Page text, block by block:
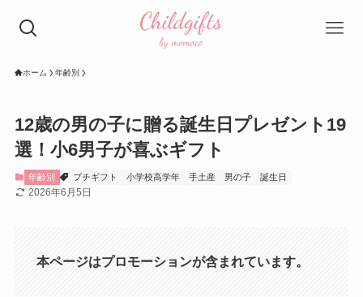
ホーム 年齢別
12歳の男の子に贈る誕生日プレゼント19
選！小6男子が喜ぶギフト
年齢別 プチギフト 小学校高学年 手土産 男の子 誕生日
2026年6月5日
本ページはプロモーションが含まれています。